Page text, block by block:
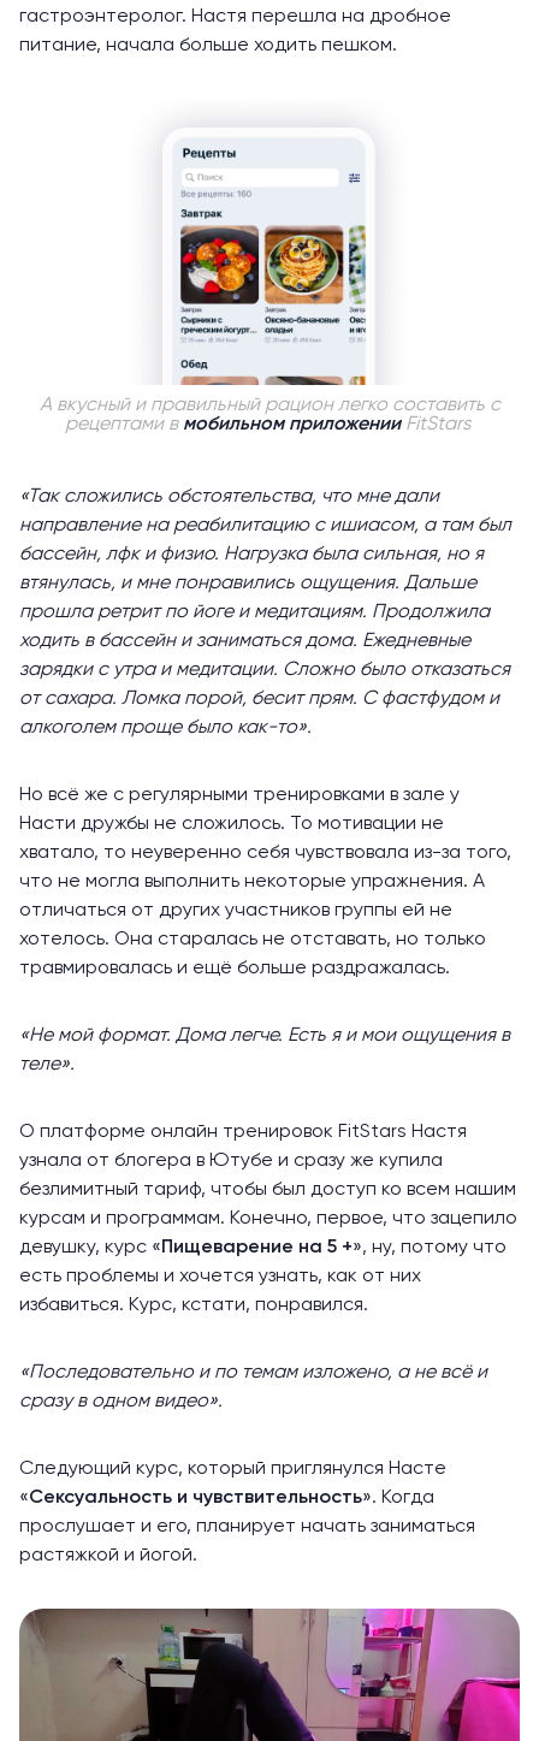
гастроэнтеролог. Настя перешла на дробное
питание, начала больше ходить пешком.
А вкусный и правильный рацион легко составить с
рецептами в мобильном приложенииFitStars
«Так сложились обстоятельства, что мне дали
направление на реабилитацию с ишиасом, а там был
бассейн, лфк и физио. Нагрузка была сильная, но я
втянулась, и мне понравились ощущения. Дальше
прошла ретрит по йоге и медитациям. Продолжила
ходить в бассейн и заниматься дома. Ежедневные
зарядки с утра и медитации. Сложно было отказаться
от сахара. Ломка порой, бесит прям. С фастфудом и
алкоголем проще было как-то».
Но всё же с регулярными тренировками в зале у
Насти дружбы не сложилось. То мотивации не
хватало, то неуверенно себя чувствовала из-за того,
что не могла выполнить некоторые упражнения. А
отличаться от других участников группы ей не
хотелось. Она старалась не отставать, но только
травмировалась и ещё больше раздражалась.
«Не мой формат. Дома легче. Есть я и мои ощущения в
теле».
О платформе онлайн тренировок FitStars Настя
узнала от блогера в Ютубе и сразу же купила
безлимитный тариф, чтобы был доступ ко всем нашим
курсам и программам. Конечно, первое, что зацепило
девушку, курс «Пищеварение на 5 +», ну, потому что
есть проблемы и хочется узнать, как от них
избавиться. Курс, кстати, понравился.
«Последовательно и по темам изложено, а не всё и
сразу в одном видео».
Следующий курс, который приглянулся Насте
«Сексуальность и чувствительность». Когда
прослушает и его, планирует начать заниматься
растяжкой и йогой.